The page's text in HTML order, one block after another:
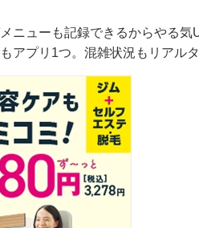
ニューも記録できるからやる気
アプリ1つ。混雑状況もリアル